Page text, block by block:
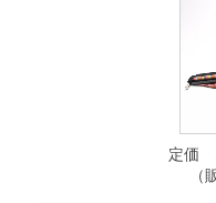
定価
（